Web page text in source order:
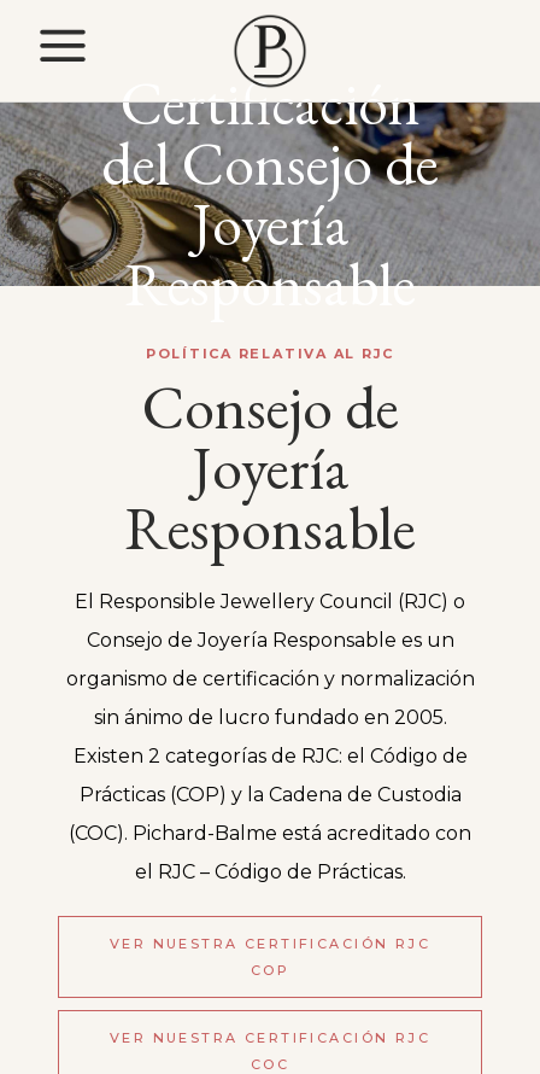
Certificación
del Consejo de
Joyería
Responsable
POLÍTICA RELATIVA AL RJC
Consejo de
Joyería
Responsable
El Responsible Jewellery Council (RJC) o
Consejo de Joyería Responsable es un
organismo de certificación y normalización
sin ánimo de lucro fundado en 2005.
Existen 2 categorías de RJC: el Código de
Prácticas (COP) y la Cadena de Custodia
(COC). Pichard-Balme está acreditado con
el RJC – Código de Prácticas.
VER NUESTRA CERTIFICACIÓN RJC
COP
VER NUESTRA CERTIFICACIÓN RJC
COC